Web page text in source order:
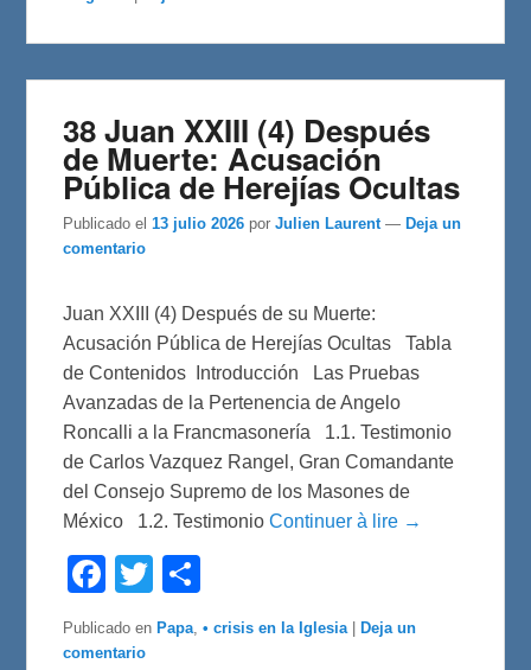
k
i
38 Juan XXIII (4) Después
de Muerte: Acusación
Pública de Herejías Ocultas
Publicado el 13 julio 2026 porJulien Laurent — Deja un
comentario
Juan XXIII (4) Después de su Muerte:
Acusación Pública de Herejías Ocultas Tabla
de Contenidos Introducción Las Pruebas
Avanzadas de la Pertenencia de Angelo
Roncalli a la Francmasonería 1.1. Testimonio
de Carlos Vazquez Rangel, Gran Comandante
del Consejo Supremo de los Masones de
México 1.2. TestimonioContinuer à lire →
F
e
b
o
T
t
t
Publicado en Papa ,• crisis en la Iglesia
Deja un
comentario